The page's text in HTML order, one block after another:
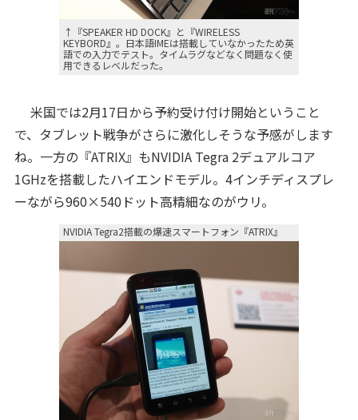
↑『SPEAKER HD DOCK』と『WIRELESS
KEYBORD』。日本語IMEは搭載していなかったため英
語での入力でテスト。タイムラグなどなく問題なく使
用できるレベルだった。
米国では2月17日から予約受け付け開始ということ
で、タブレット戦争がさらに激化しそうな予感がします
ね。一方の『ATRIX』もNVIDIA Tegra 2デュアルコア
1GHzを搭載したハイエンドモデル。4インチディスプレ
ーながら960×540ドット高精細なのがウリ。
NVIDIA Tegra2搭載の爆速スマートフォン『ATRIX』